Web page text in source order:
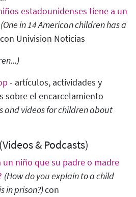
estadounidenses tiene a un
(One in 14 American children has a
con Univision Noticias
- artículos, actividades y
sobre el encarcelamiento
and videos for children about
& Podcasts)
un niño que su padre o madre
(How do you explain to a child
in prison?)con